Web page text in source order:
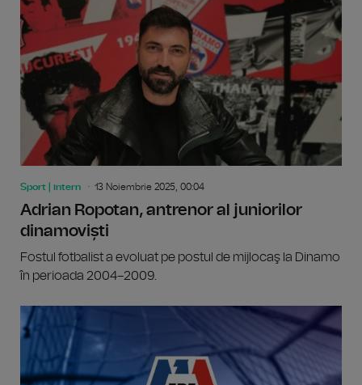
Sport | intern 13 Noiembrie 2025, 00:04
Adrian Ropotan, antrenor al juniorilor
dinamoviști
Fostul fotbalist a evoluat pe postul de mijlocaş la Dinamo
în perioada 2004–2009.